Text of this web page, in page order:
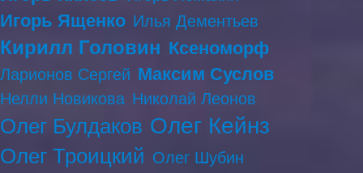
Игорь Ященко Илья Дементьев
Кирилл Головин Ксеноморф
Ларионов Сергей Максим Суслов
Нелли Новикова Николай Леонов
Олег Булдаков Олег Кейнз
Олег Троицкий Олег Шубин